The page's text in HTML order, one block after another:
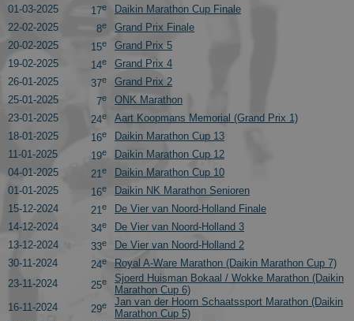
01-03-2025
17e
Daikin Marathon Cup Finale
22-02-2025
8e
Grand Prix Finale
20-02-2025
15e
Grand Prix 5
19-02-2025
14e
Grand Prix 4
26-01-2025
37e
Grand Prix 2
25-01-2025
7e
ONK Marathon
23-01-2025
24e
Aart Koopmans Memorial (Grand Prix 1)
18-01-2025
16e
Daikin Marathon Cup 13
11-01-2025
19e
Daikin Marathon Cup 12
04-01-2025
21e
Daikin Marathon Cup 10
01-01-2025
16e
Daikin NK Marathon Senioren
15-12-2024
21e
De Vier van Noord-Holland Finale
14-12-2024
34e
De Vier van Noord-Holland 3
13-12-2024
33e
De Vier van Noord-Holland 2
30-11-2024
24e
Royal A-Ware Marathon (Daikin Marathon Cup 7)
23-11-2024
25e
Sjoerd Huisman Bokaal / Wokke Marathon (Daikin
Marathon Cup 6)
16-11-2024
29e
Jan van der Hoorn Schaatssport Marathon (Daikin
Marathon Cup 5)